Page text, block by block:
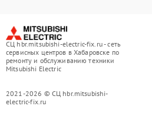
СЦ hbr.mitsubishi-electric-fix.ru - сеть
сервисных центров в Хабаровске по
ремонту и обслуживанию техники
Mitsubishi Electric
2021-2026 © СЦ hbr.mitsubishi-
electric-fix.ru